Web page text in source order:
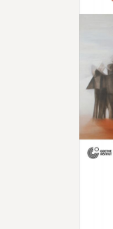
Acerca de nosotros